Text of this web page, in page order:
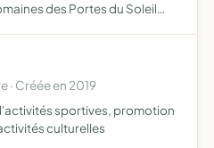
des Portes du Soleil
· Créée en 2019
sportives, promotion
culturelles